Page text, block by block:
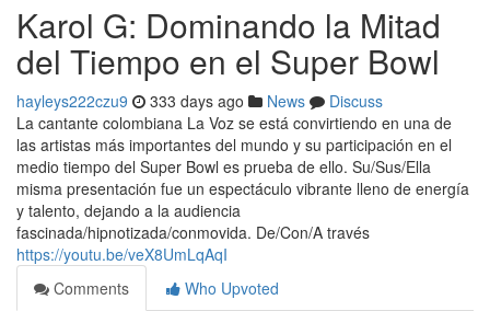
Karol G: Dominando la Mitad
del Tiempo en el Super Bowl
hayleys222czu9 333 days ago News
Discuss
La cantante colombiana La Voz se está convirtiendo en una de
las artistas más importantes del mundo y su participación en el
medio tiempo del Super Bowl es prueba de ello. Su/Sus/Ella
misma presentación fue un espectáculo vibrante lleno de energía
y talento, dejando a la audiencia
fascinada/hipnotizada/conmovida. De/Con/A través
https://youtu.be/veX8UmLqAqI
Comments
Who Upvoted